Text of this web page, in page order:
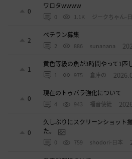
0
ワロタwwww
0 1.1K ジークちゃん-
2
ベテラン募集
2 886 sunanana
1
黄色等級の魚が3時間やって1匹
1 975 倉庫の
0
現在のトゥバラ強化について
4 943 福音使徒
0
久しぶりにスクリーンショット
た。
0 759 shodori-日本